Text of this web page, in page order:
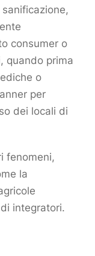
consumer o
quando prima
o
per
dei locali di
fenomeni,
la
integratori.